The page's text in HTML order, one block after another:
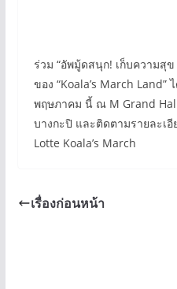
ร่วม “อัพมู้ดสนุก! เก็บความสุ
ของ “Koala’s March Land”
พฤษภาคม นี้ ณ M Grand
บางกะปิ และติดตามรายละเอี
Lotte Koala’s March
เรื่องก่อนหน้า